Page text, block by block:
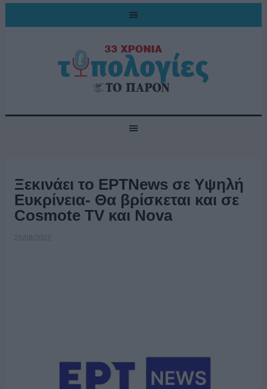
Ξεκινάει το ΕΡΤNews σε Υψηλή
Ευκρίνεια- Θα βρίσκεται και σε
Cosmote TV και Nova
25/08/2022